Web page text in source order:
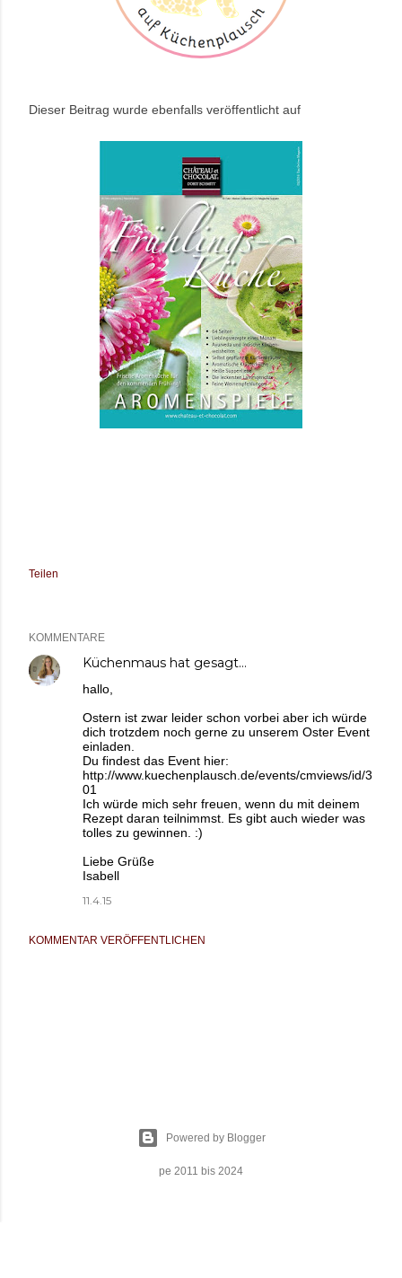
Dieser Beitrag wurde ebenfalls veröffentlicht auf
Teilen
KOMMENTARE
Küchenmaus hat gesagt…
hallo,
Ostern ist zwar leider schon vorbei aber ich würde
dich trotzdem noch gerne zu unserem Oster Event
einladen.
Du findest das Event hier:
http://www.kuechenplausch.de/events/cmviews/id/3
01
Ich würde mich sehr freuen, wenn du mit deinem
Rezept daran teilnimmst. Es gibt auch wieder was
tolles zu gewinnen. :)
Liebe Grüße
Isabell
11.4.15
KOMMENTAR VERÖFFENTLICHEN
Powered by Blogger
pe 2011 bis 2024